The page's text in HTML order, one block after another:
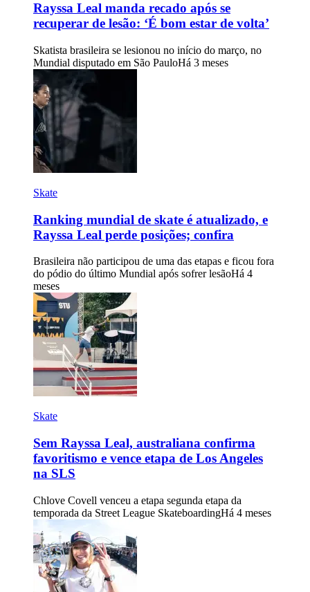
Rayssa Leal manda recado após se
recuperar de lesão: ‘É bom estar de volta’
Skatista brasileira se lesionou no início do março, no
Mundial disputado em São PauloHá 3 meses
Skate
Ranking mundial de skate é atualizado, e
Rayssa Leal perde posições; confira
Brasileira não participou de uma das etapas e ficou fora
do pódio do último Mundial após sofrer lesãoHá 4
meses
Skate
Sem Rayssa Leal, australiana confirma
favoritismo e vence etapa de Los Angeles
na SLS
Chlove Covell venceu a etapa segunda etapa da
temporada da Street League SkateboardingHá 4 meses